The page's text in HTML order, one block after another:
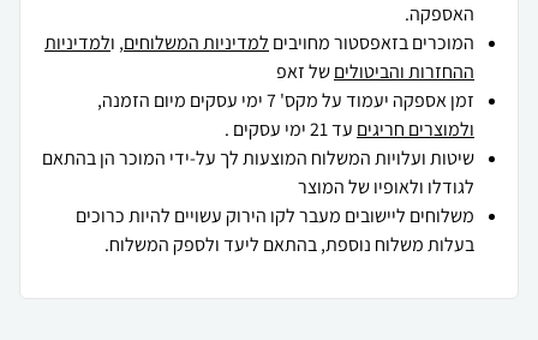
האספקה.
המוכרים בזאפסטור מחויבים למדיניות המשלוחים, ולמדיניות
ההחזרות והביטוליםשל זאפ
זמן אספקה יעמוד על מקס' 7 ימי עסקים מיום הזמנה,
ולמוצרים חריגים עד 21 ימי עסקים .
שיטות ועלויות המשלוח המוצעות לך על-ידי המוכר הן בהתאם
לגודלו ולאופיו של המוצר
משלוחים ליישובים מעבר לקו הירוק עשויים להיות כרוכים
בעלות משלוח נוספת, בהתאם ליעד ולספק המשלוח.